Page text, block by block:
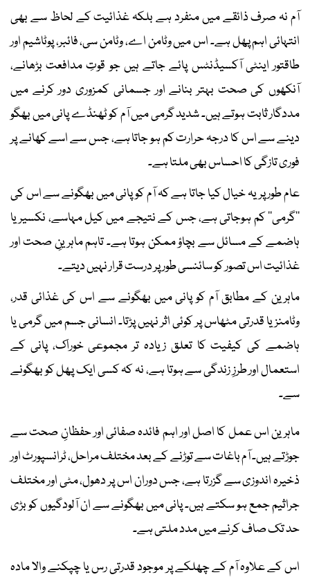
آم نہ صرف ذائقے میں منفرد ہے بلکہ غذائیت کے لحاظ سے بھی
انتہائی اہم پھل ہے۔ اس میں وٹامن اے، وٹامن سی، فائبر، پوٹاشیم اور
طاقتور اینٹی آکسیڈنٹس پائے جاتے ہیں جو قوتِ مدافعت بڑھانے،
آنکھوں کی صحت بہتر بنانے اور جسمانی کمزوری دور کرنے میں
مددگار ثابت ہوتے ہیں۔ شدید گرمی میں آم کو ٹھنڈے پانی میں بھگو
دینے سے اس کا درجہ حرارت کم ہو جاتا ہے، جس سے اسے کھانے پر
فوری تازگی کا احساس بھی ملتا ہے۔
عام طور پر یہ خیال کیا جاتا ہے کہ آم کو پانی میں بھگونے سے اس کی
’’گرمی‘‘ کم ہوجاتی ہے، جس کے نتیجے میں کیل مہاسے، نکسیر یا
ہاضمے کے مسائل سے بچاؤ ممکن ہوتا ہے۔ تاہم ماہرینِ صحت اور
غذائیت اس تصور کو سائنسی طور پر درست قرار نہیں دیتے۔
ماہرین کے مطابق آم کو پانی میں بھگونے سے اس کی غذائی قدر،
وٹامنز یا قدرتی مٹھاس پر کوئی اثر نہیں پڑتا۔ انسانی جسم میں گرمی یا
ہاضمے کی کیفیت کا تعلق زیادہ تر مجموعی خوراک، پانی کے
استعمال اور طرزِ زندگی سے ہوتا ہے، نہ کہ کسی ایک پھل کو بھگونے
سے۔
ماہرین اس عمل کا اصل اور اہم فائدہ صفائی اور حفظانِ صحت سے
جوڑتے ہیں۔ آم باغات سے توڑنے کے بعد مختلف مراحل، ٹرانسپورٹ اور
ذخیرہ اندوزی سے گزرتا ہے، جس دوران اس پر دھول، مٹی اور مختلف
جراثیم جمع ہو سکتے ہیں۔ پانی میں بھگونے سے ان آلودگیوں کو بڑی
حد تک صاف کرنے میں مدد ملتی ہے۔
اس کے علاوہ آم کے چھلکے پر موجود قدرتی رس یا چپکنے والا مادہ